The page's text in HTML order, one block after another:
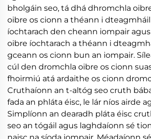
bholgáin seo, tá dhá dhromchla
oibre os cionn a théann i
íochtarach den cheann iompair
oibre íochtarach a théann i
gceann os cionn bun an iompair.
cúl den dromchla oibre os cionn
fhoirmiú atá ardaithe os cionn
Cruthaíonn an t-altóg seo cruth
fada an phláta éisc, le lár níos airde
Simplíonn an dearadh pláta éisc
seo an tógáil agus laghdaíonn sé
naisc na síoda iompair. Méadaíonn